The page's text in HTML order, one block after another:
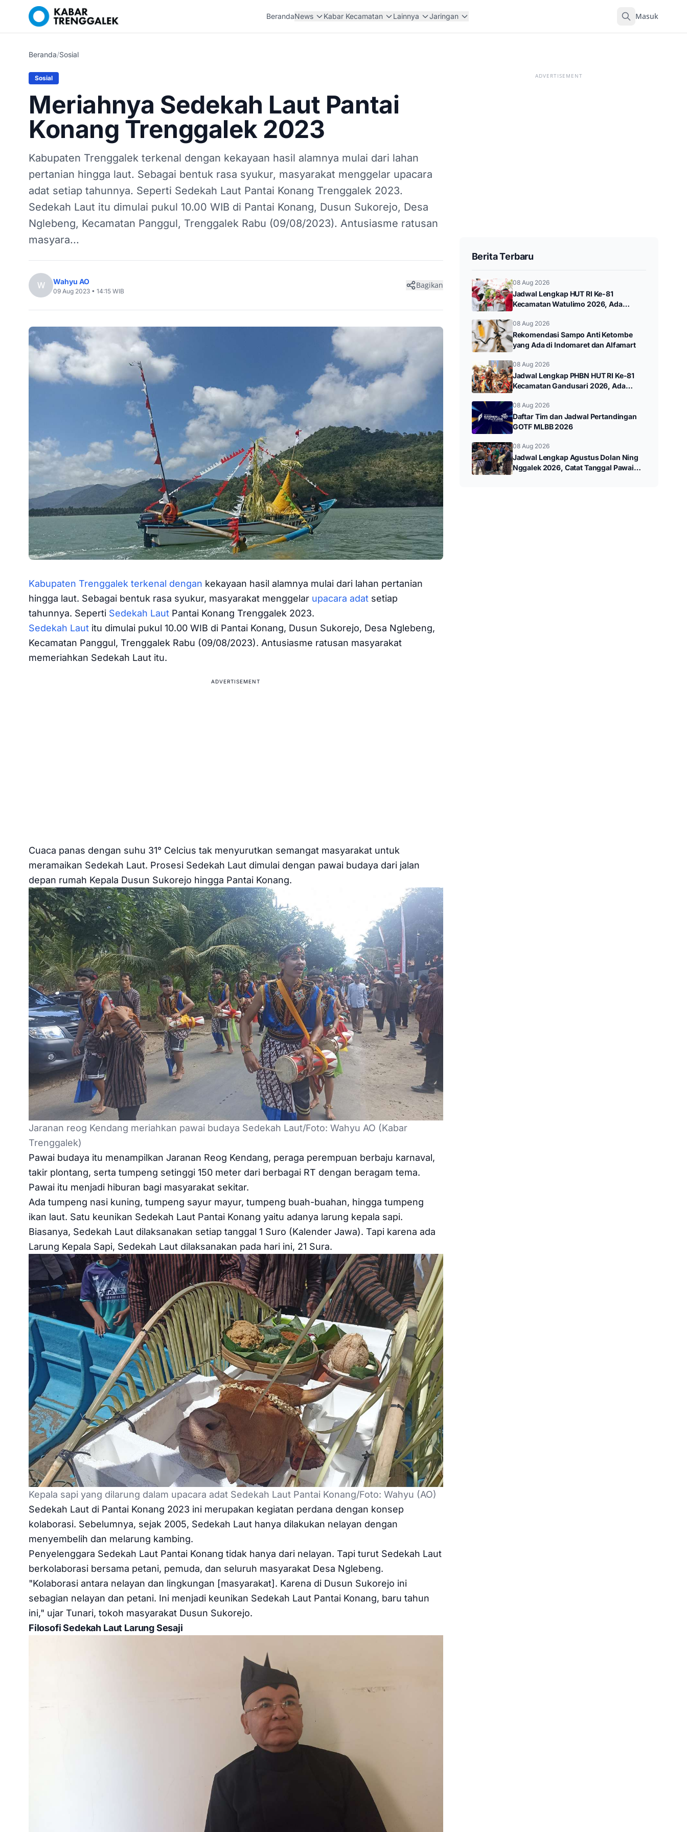
BerandaNews Kabar Kecamatan Lainnya Jaringan Masuk
Beranda/Sosial
Sosial
Meriahnya Sedekah Laut Pantai
Konang Trenggalek 2023
Kabupaten Trenggalek terkenal dengan kekayaan hasil alamnya mulai dari lahan
pertanian hingga laut. Sebagai bentuk rasa syukur, masyarakat menggelar upacara
adat setiap tahunnya. Seperti Sedekah Laut Pantai Konang Trenggalek 2023.
Sedekah Laut itu dimulai pukul 10.00 WIB di Pantai Konang, Dusun Sukorejo, Desa
Nglebeng, Kecamatan Panggul, Trenggalek Rabu (09/08/2023). Antusiasme ratusan
masyara...
W Wahyu AO
09 Aug 2023 • 14:15 WIB
Bagikan
Kabupaten Trenggalek terkenal dengan kekayaan hasil alamnya mulai dari lahan pertanian
hingga laut. Sebagai bentuk rasa syukur, masyarakat menggelar upacara adat setiap
tahunnya. Seperti Sedekah Laut Pantai Konang Trenggalek 2023.
Sedekah Laut itu dimulai pukul 10.00 WIB di Pantai Konang, Dusun Sukorejo, Desa Nglebeng,
Kecamatan Panggul, Trenggalek Rabu (09/08/2023). Antusiasme ratusan masyarakat
memeriahkan Sedekah Laut itu.
ADVERTISEMENT
Cuaca panas dengan suhu 31° Celcius tak menyurutkan semangat masyarakat untuk
meramaikan Sedekah Laut. Prosesi Sedekah Laut dimulai dengan pawai budaya dari jalan
depan rumah Kepala Dusun Sukorejo hingga Pantai Konang.
Jaranan reog Kendang meriahkan pawai budaya Sedekah Laut/Foto: Wahyu AO (Kabar
Trenggalek)
Pawai budaya itu menampilkan Jaranan Reog Kendang, peraga perempuan berbaju karnaval,
takir plontang, serta tumpeng setinggi 150 meter dari berbagai RT dengan beragam tema.
Pawai itu menjadi hiburan bagi masyarakat sekitar.
Ada tumpeng nasi kuning, tumpeng sayur mayur, tumpeng buah-buahan, hingga tumpeng
ikan laut. Satu keunikan Sedekah Laut Pantai Konang yaitu adanya larung kepala sapi.
Biasanya, Sedekah Laut dilaksanakan setiap tanggal 1 Suro (Kalender Jawa). Tapi karena ada
Larung Kepala Sapi, Sedekah Laut dilaksanakan pada hari ini, 21 Sura.
Kepala sapi yang dilarung dalam upacara adat Sedekah Laut Pantai Konang/Foto: Wahyu (AO)
Sedekah Laut di Pantai Konang 2023 ini merupakan kegiatan perdana dengan konsep
kolaborasi. Sebelumnya, sejak 2005, Sedekah Laut hanya dilakukan nelayan dengan
menyembelih dan melarung kambing.
Penyelenggara Sedekah Laut Pantai Konang tidak hanya dari nelayan. Tapi turut Sedekah Laut
berkolaborasi bersama petani, pemuda, dan seluruh masyarakat Desa Nglebeng.
"Kolaborasi antara nelayan dan lingkungan [masyarakat]. Karena di Dusun Sukorejo ini
sebagian nelayan dan petani. Ini menjadi keunikan Sedekah Laut Pantai Konang, baru tahun
ini," ujar Tunari, tokoh masyarakat Dusun Sukorejo.
Filosofi Sedekah Laut Larung Sesaji
ADVERTISEMENT
Berita Terbaru
08 Aug 2026
Jadwal Lengkap HUT RI Ke-81
Kecamatan Watulimo 2026, Ada
Budaya
08 Aug 2026
Rekomendasi Sampo Anti Ketombe
yang Ada di Indomaret dan Alfamart
08 Aug 2026
Jadwal Lengkap PHBN HUT RI Ke-81
Kecamatan Gandusari 2026, Ada
08 Aug 2026
Daftar Tim dan Jadwal Pertandingan
GOTF MLBB 2026
08 Aug 2026
Jadwal Lengkap Agustus Dolan Ning
Nggalek 2026, Catat Tanggal Pawai